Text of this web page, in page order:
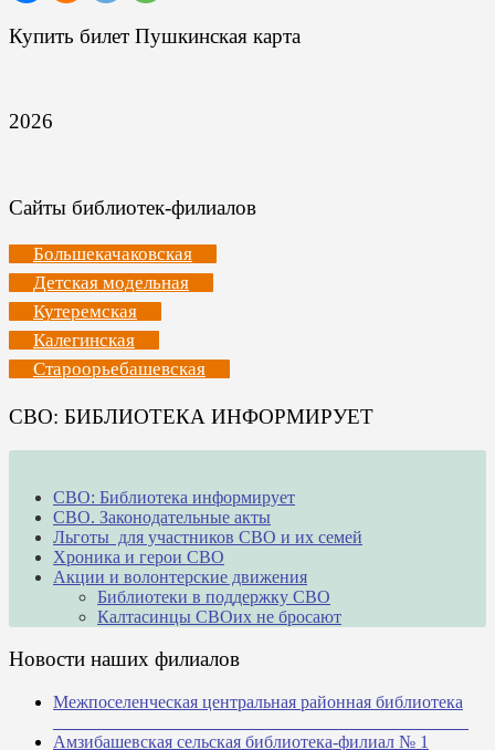
Купить билет Пушкинская карта
2026
Сайты библиотек-филиалов
Большекачаковская
Детская модельная
Кутеремская
Калегинская
Староорьебашевская
СВО: БИБЛИОТЕКА ИНФОРМИРУЕТ
СВО: Библиотека информирует
СВО. Законодательные акты
Льготы для участников СВО и их семей
Хроника и герои СВО
Акции и волонтерские движения
Библиотеки в поддержку СВО
Калтасинцы СВОих не бросают
Новости наших филиалов
Межпоселенческая центральная районная библиотека
Амзибашевская сельская библиотека-филиал № 1